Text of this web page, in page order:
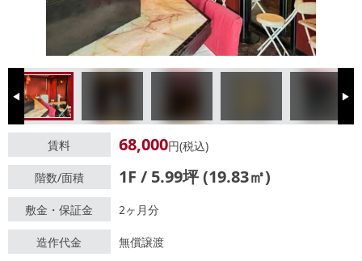
Previous Next
賃料 68,000円(税込)
階数/面積 1F / 5.99坪 (19.83㎡)
敷金・保証金 2ヶ月分
造作代金 無償譲渡